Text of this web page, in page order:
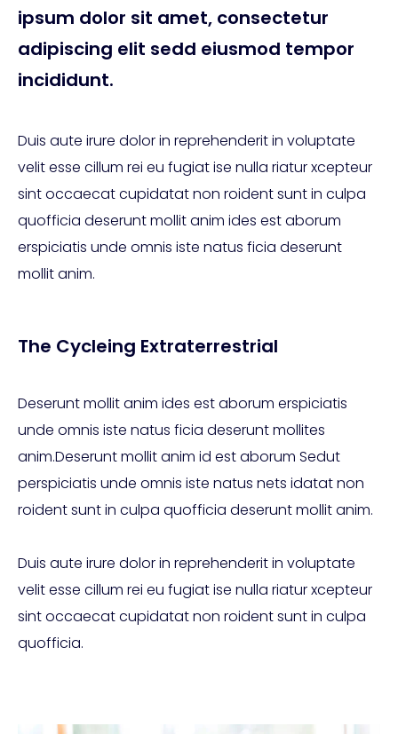
ipsum dolor sit amet, consectetur
adipiscing elit sedd eiusmod tempor
incididunt.
Duis aute irure dolor in reprehenderit in voluptate
velit esse cillum rei eu fugiat ise nulla riatur xcepteur
sint occaecat cupidatat non roident sunt in culpa
quofficia deserunt mollit anim ides est aborum
erspiciatis unde omnis iste natus ficia deserunt
mollit anim.
The Cycleing Extraterrestrial
Deserunt mollit anim ides est aborum erspiciatis
unde omnis iste natus ficia deserunt mollites
anim.Deserunt mollit anim id est aborum Sedut
perspiciatis unde omnis iste natus nets idatat non
roident sunt in culpa quofficia deserunt mollit anim.
Duis aute irure dolor in reprehenderit in voluptate
velit esse cillum rei eu fugiat ise nulla riatur xcepteur
sint occaecat cupidatat non roident sunt in culpa
quofficia.